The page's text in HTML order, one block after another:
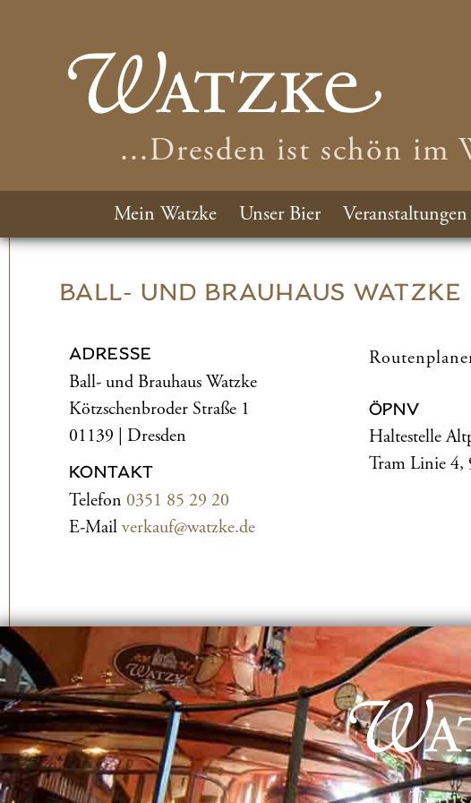
...Dresden ist schön im
Mein Watzke Unser Bier Veranstaltungen
BALL- UND­ BRAUHAUS WATZKE
ADRESSE
Ball- und­ Brauhaus Watzke
Kötzschenbroder Straße 1
01139 | Dresden
KONTAKT
Telefon 0351 85 29 20
E-Mail verkauf@watzke.de
ÖPNV
Haltestelle
Tram Linie 4,